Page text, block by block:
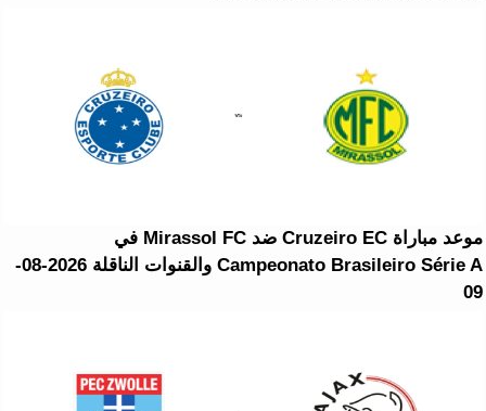
موعد مباراة Cruzeiro EC ضد Mirassol FC في
Campeonato Brasileiro Série A والقنوات الناقلة 2026-08-
09